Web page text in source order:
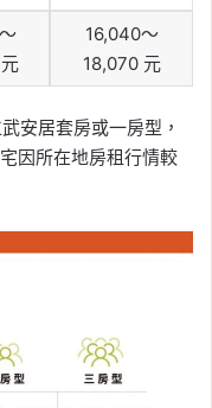
16,040～
18,070 元
安居套房或一房型，
因所在地房租行情較